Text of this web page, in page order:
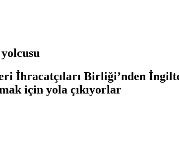
İhracatçıları Birliği’nden
için yola çıkıyorlar